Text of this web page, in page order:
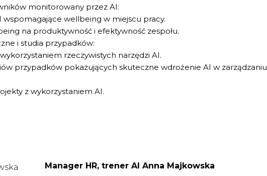
monitorowany przez AI:
wspomagające wellbeing w miejscu pracy.
na produktywność i efektywność zespołu.
i studia przypadków:
rzeczywistych narzędzi AI.
przypadków pokazujących skuteczne wdrożenie AI w zarządzaniu
z wykorzystaniem AI.
Manager HR, trener AI Anna Majkowska